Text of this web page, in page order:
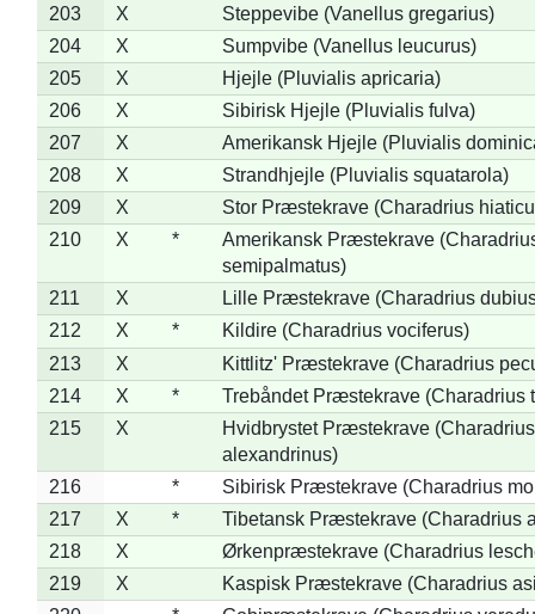
203
X
Steppevibe (Vanellus gregarius)
204
X
Sumpvibe (Vanellus leucurus)
205
X
Hjejle (Pluvialis apricaria)
206
X
Sibirisk Hjejle (Pluvialis fulva)
207
X
Amerikansk Hjejle (Pluvialis
208
X
Strandhjejle (Pluvialis squatarola)
209
X
Stor Præstekrave (Charadrius
210
X *
Amerikansk Præstekrave
semipalmatus)
211
X
Lille Præstekrave (Charadrius
212
X *
Kildire (Charadrius vociferus)
213
X
Kittlitz' Præstekrave (Charadrius
214
X *
Trebåndet Præstekrave (Charadrius
215
X
Hvidbrystet Præstekrave (Charadrius
alexandrinus)
216
*
Sibirisk Præstekrave (Charadrius
217
X *
Tibetansk Præstekrave (Charadrius
218
X
Ørkenpræstekrave (Charadrius
219
X
Kaspisk Præstekrave (Charadrius